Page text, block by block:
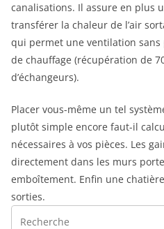
canalisations. Il assure en plus
transférer la chaleur de l’air
qui permet une ventilation sans
de chauffage (récupération de
d’échangeurs).
Placer vous-même un tel
plutôt simple encore faut-il
nécessaires à vos pièces. Les
directement dans les murs
emboîtement. Enfin une
sorties.